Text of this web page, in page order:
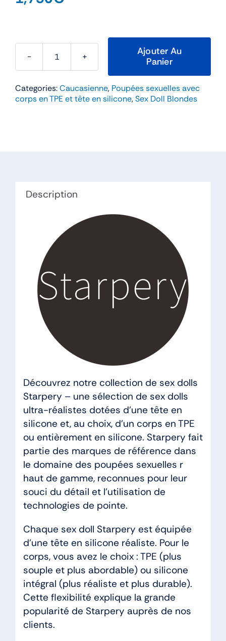
quantité
Rozanne
–
Silicone
Ajouter Au
Panier
Categories:Caucasienne, Poupées sexuelles avec
corps en TPE et tête en silicone,Sex Doll Blondes
Description
Découvrez notre collection de sex dolls
Starpery – une sélection de sex dolls
ultra-réalistes dotées d’une tête en
silicone et, au choix, d’un corps en TPE
ou entièrement en silicone. Starpery fait
partie des marques de référence dans
le domaine des poupées sexuelles r
haut de gamme, reconnues pour leur
souci du détail et l’utilisation de
technologies de pointe.
Chaque sex doll Starpery est équipée
d’une tête en silicone réaliste. Pour le
corps, vous avez le choix : TPE (plus
souple et plus abordable) ou silicone
intégral (plus réaliste et plus durable).
Cette flexibilité explique la grande
popularité de Starpery auprès de nos
clients.